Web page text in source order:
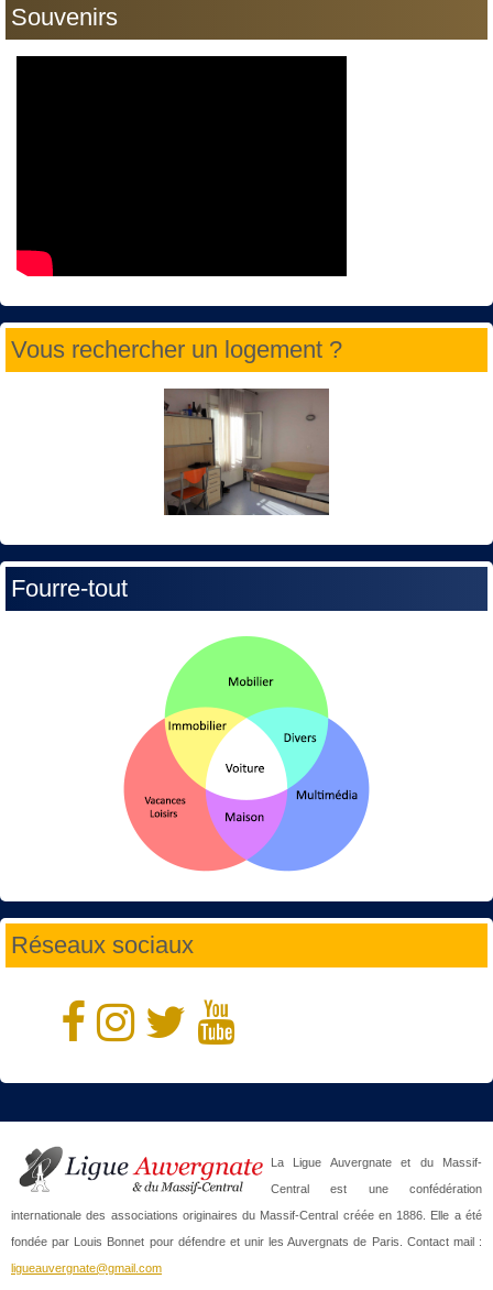
Souvenirs
Vous rechercher un logement ?
Fourre-tout
Réseaux sociaux
La Ligue Auvergnate et du Massif-
Central est une confédération
internationale des associations originaires du Massif-Central créée en 1886. Elle a été
fondée par Louis Bonnet pour défendre et unir les Auvergnats de Paris. Contact mail :
ligueauvergnate@gmail.com